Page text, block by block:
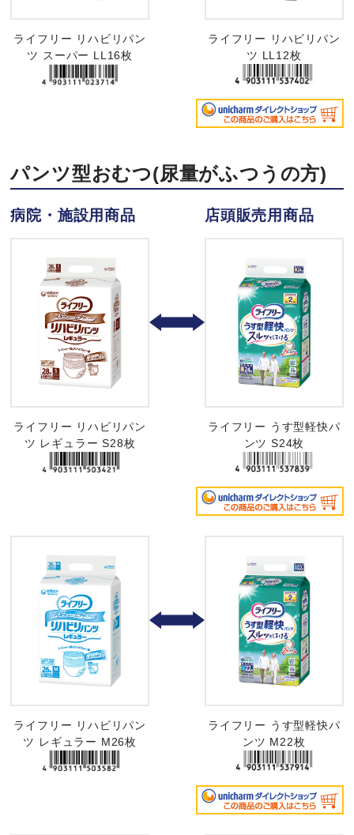
ライフリー リハビリパン
ツ スーパー LL16枚
ライフリー リハビリパン
ツ LL12枚
パンツ型おむつ(尿量がふつうの方)
病院・施設用商品 店頭販売用商品
ライフリー リハビリパン
ツ レギュラー S28枚
ライフリー うす型軽快パ
ンツ S24枚
ライフリー リハビリパン
ツ レギュラー M26枚
ライフリー うす型軽快パ
ンツ M22枚